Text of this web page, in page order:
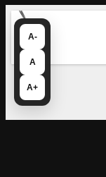
A-
A
A+